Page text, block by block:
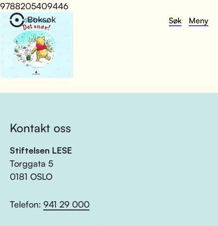
Søk Meny
9788205409446
Kontakt oss
Stiftelsen LESE
Torggata 5
0181 OSLO
Telefon: 941 29 000